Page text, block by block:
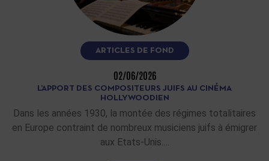
ARTICLES DE FOND
02/06/2026
L’APPORT DES COMPOSITEURS JUIFS AU CINÉMA
HOLLYWOODIEN
Dans les années 1930, la montée des régimes totalitaires
en Europe contraint de nombreux musiciens juifs à émigrer
aux Etats-Unis.…